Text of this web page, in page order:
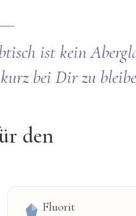
ist kein
bei Dir zu
den
Fluorit